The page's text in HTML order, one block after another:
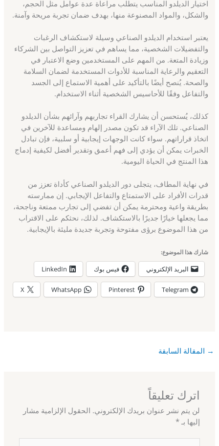
اختيار الديلدو المناسب يتطلب مراعاة عدة عوامل مثل الحجم،
والشكل، والمواد المصنوعة منها، بهدف ضمان تجربة مريحة وآمنة.
يعتبر استخدام الديلدو الصناعي وسيلة لاستكشاف الرغبات
والتفضيلات الشخصية، مما يساهم في تعزيز التواصل بين الشركاء
وزيادة المتعة. من المهم على المستخدمين وضع الاعتبار في
التعقيم والرعاية المناسبة للأدوات المستخدمة لضمان السلامة
والصحة. يُنصح أيضًا بالتأكيد على أهمية الاستماع إلى الجسد
والتفاعل وفقًا للأحاسيس الشخصية أثناء الاستخدام.
كذلك، يُستحسن أن يشارك القراء تجاربهم وآرائهم بشأن الديلدو
الصناعي. تلك الآراء قد تكون مصدر إلهام ومساعدة للآخرين في
اتخاذ قراراتهم. سواء كانت الوجهات إيجابية أو سلبية، فإن تبادل
الخبرات يمكن أن يؤدي إلى فهم أعمق وتقدير أفضل لكيفية إدماج
هذا المنتج في الحياة اليومية.
في نهاية المطاف، يتجلى دور الديلدو الصناعي كأداة تعزز من
قدرات الأفراد على الاستمتاع والتفاعل الإيجابي. إن ممارسته
بطريقة واعية ومحترمة يمكن أن تفضي إلى تجارب ممتعة وناجحة،
مما يجعلها خيارًا جديرًا بالاستكشاف. لذلك، نحثكم على الاقتراب
من هذا الموضوع برؤى مفتوحة وتجربة جديدة مليئة بالإيجابية.
شارك هذا الموضوع:
البريد الإلكتروني فيس بوك LinkedIn
Telegram
Pinterest
WhatsApp
X
→ المقالة السابقة
اترك تعليقاً
لن يتم نشر عنوان بريدك الإلكتروني. الحقول الإلزامية مشار
إليها بـ*